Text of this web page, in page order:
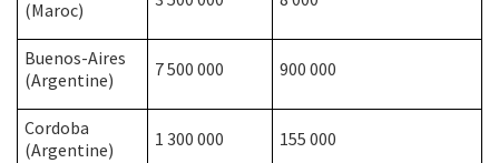
(Maroc)
Buenos-Aires
(Argentine)
7 500 000 900 000
Cordoba
(Argentine)
1 300 000 155 000